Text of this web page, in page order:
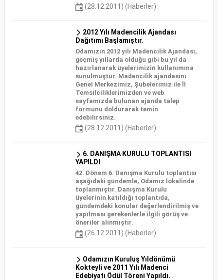
(28.12.2011) (Haberler)
2012 Yılı Madencilik Ajandası
Dağıtımı Başlamıştır.
Odamızın 2012 yılı Madencilik Ajandası,
geçmiş yıllarda olduğu gibi bu yıl da
hazırlanarak üyelerimizin kullanımına
sunulmuştur. Madencilik ajandasını
Genel Merkezimiz, Şubelerimiz ile İl
Temsilciliklerimizden ve web
sayfamızda bulunan ajanda talep
formunu doldurarak temin
edebilirsiniz.
(28.12.2011) (Haberler)
6. DANIŞMA KURULU TOPLANTISI
YAPILDI
42. Dönem 6. Danışma Kurulu toplantısı
aşağıdaki gündemle, Odamız lokalinde
toplanmıştır. Danışma Kurulu
üyelerinin katıldığı toplantıda,
gündemdeki konular değerlendirilmiş ve
yapılması gerekenlerle ilgili görüş ve
öneriler alınmıştır.
(26.12.2011) (Haberler)
Odamızın Kuruluş Yıldönümü
Kokteyli ve 2011 Yılı Madenci
Edebiyatı Ödül Töreni Yapıldı.